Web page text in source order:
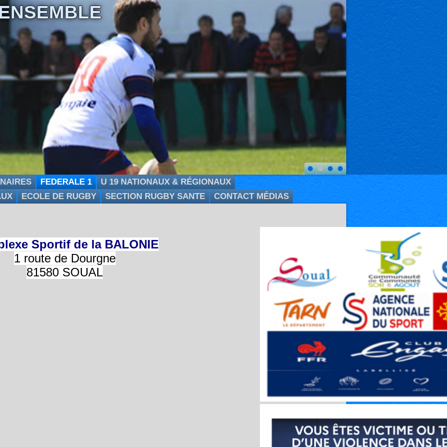
FEDERALE 1
U 19 NATIONAUX & RÉGIONAUX
ECOLE DE RUGBY SECTION RUGBY SANTE CONTACT MÉDIAS
Sportif de la BALONIE
1 route de Dourgne
81580 SOUAL